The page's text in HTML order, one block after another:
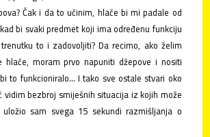
Čak i da to učinim, hlače bi mi padale od
bi svaki predmet koji ima određenu funkciju
to i zadovoljiti? Da recimo, ako želim
hlače, moram prvo napuniti džepove i nositi
to funkcioniralo... I tako sve ostale stvari oko
vidim bezbroj smiješnih situacija iz kojih može
sam svega 15 sekundi razmišljanja o